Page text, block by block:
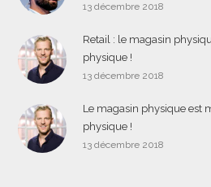
13 décembre 2018
Retail : le magasin
physique !
13 décembre 2018
Le magasin physique est
physique !
13 décembre 2018